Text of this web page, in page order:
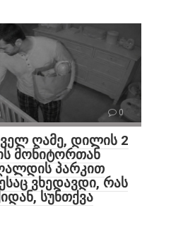
0
ღამე, დილის 2
მონიტორთან
პარკით
ვხედავდი, რას
სუნთქვა